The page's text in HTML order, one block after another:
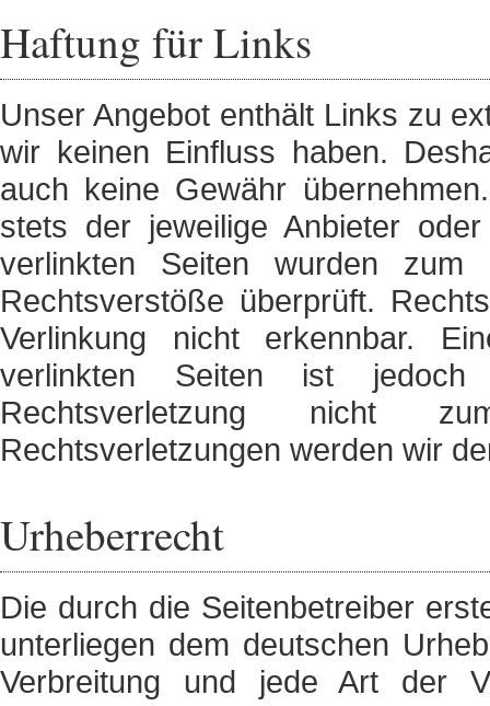
Haftung für Links
Unser Angebot enthält Links zu
wir keinen Einfluss haben.
auch keine Gewähr
stets der jeweilige Anbieter
verlinkten Seiten wurden zum
Rechtsverstöße überprüft.
Verlinkung nicht erkennbar.
verlinkten Seiten ist jedoch
Rechtsverletzung nicht
Rechtsverletzungen werden wir
Urheberrecht
Die durch die Seitenbetreiber
unterliegen dem deutschen
Verbreitung und jede Art der